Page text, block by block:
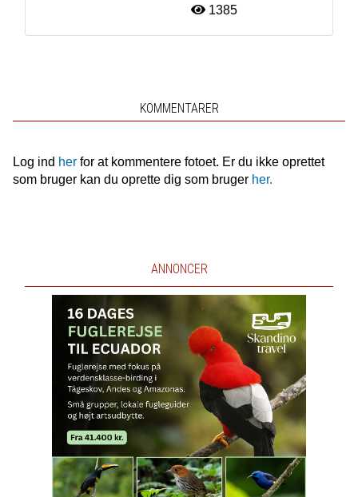
1385
KOMMENTARER
Log ind herfor at kommentere fotoet. Er du ikke oprettet
som bruger kan du oprette dig som bruger her.
ANNONCER